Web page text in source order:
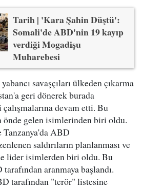
Tarih | 'Kara Şahin Düştü':
Somali'de ABD'nin 19 kayıp
verdiği Mogadişu
Muharebesi
savaşçıları ülkeden çıkarma
geri dönerek burada
çalışmalarına devam etti. Bu
gelen isimlerinden biri oldu.
Tanzanya'da ABD
saldırıların planlanması ve
lider isimlerden biri oldu. Bu
aranmaya başlandı.
tarafından "terör" listesine